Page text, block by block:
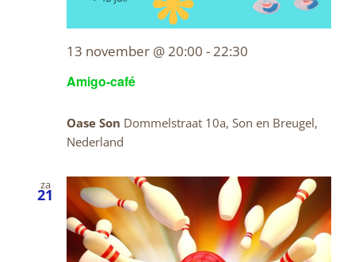
Amigo-café
13 november @ 20:00 -22:30
Oase Son Dommelstraat 10a, Son en Breugel,
Nederland
za
21